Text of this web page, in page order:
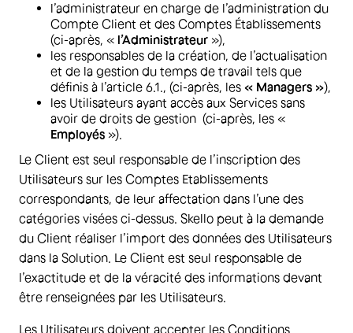
l’administrateur en charge de l’administration du
Compte Client et des Comptes Établissements
(ci-après, « l’Administrateur »),
les responsables de la création, de l’actualisation
et de la gestion du temps de travail tels que
définis à l’article 6.1., (ci-après, les « Managers »),
les Utilisateurs ayant accès aux Services sans
avoir de droits de gestion (ci-après, les «
Employés »).
Le Client est seul responsable de l’inscription des
Utilisateurs sur les Comptes Etablissements
correspondants, de leur affectation dans l’une des
catégories visées ci-dessus. Skello peut à la demande
du Client réaliser l’import des données des Utilisateurs
dans la Solution. Le Client est seul responsable de
l’exactitude et de la véracité des informations devant
être renseignées par les Utilisateurs.
Les Utilisateurs doivent accepter les Conditions